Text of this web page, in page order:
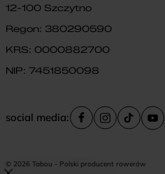
12-100 Szczytno
Regon: 380290590
KRS: 0000882700
NIP: 7451850098
social media:
© 2026 Tabou - Polski producent rowerów